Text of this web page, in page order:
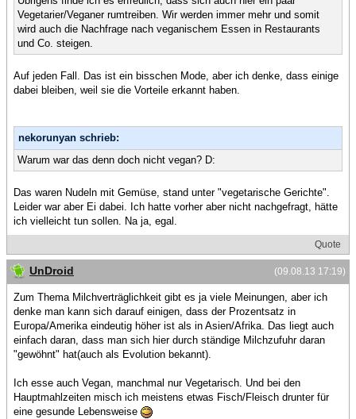
Vegetarier/Veganer rumtreiben. Wir werden immer mehr und somit
wird auch die Nachfrage nach veganischem Essen in Restaurants
und Co. steigen.
Auf jeden Fall. Das ist ein bisschen Mode, aber ich denke, dass einige
dabei bleiben, weil sie die Vorteile erkannt haben.
nekorunyan schrieb:
Warum war das denn doch nicht vegan? D:
Das waren Nudeln mit Gemüse, stand unter "vegetarische Gerichte".
Leider war aber Ei dabei. Ich hatte vorher aber nicht nachgefragt, hätte
ich vielleicht tun sollen. Na ja, egal.
Quote
(09.08.13 17:19)
UnDroid
Zum Thema Milchverträglichkeit gibt es ja viele Meinungen, aber ich
denke man kann sich darauf einigen, dass der Prozentsatz in
Europa/Amerika eindeutig höher ist als in Asien/Afrika. Das liegt auch
einfach daran, dass man sich hier durch ständige Milchzufuhr daran
"gewöhnt" hat(auch als Evolution bekannt).
Ich esse auch Vegan, manchmal nur Vegetarisch. Und bei den
Hauptmahlzeiten misch ich meistens etwas Fisch/Fleisch drunter für
eine gesunde Lebensweise